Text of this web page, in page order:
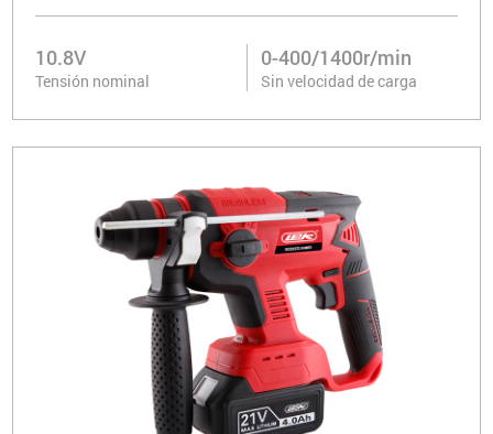
10.8V
Tensión nominal
0-400/1400r/min
Sin velocidad de carga